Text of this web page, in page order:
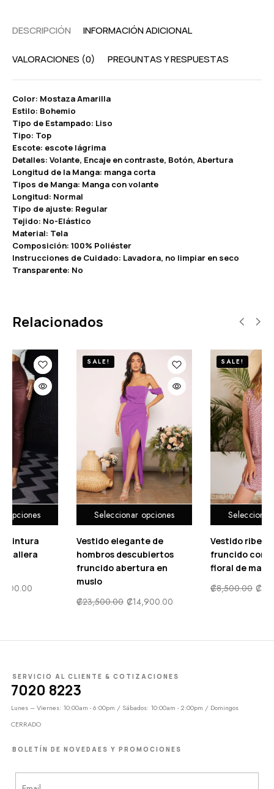
DESCRIPCIÓN INFORMACIÓN ADICIONAL
VALORACIONES (0) PREGUNTAS Y RESPUESTAS
Color: Mostaza Amarilla
Estilo: Bohemio
Tipo de Estampado: Liso
Tipo: Top
Escote: escote lágrima
Detalles: Volante, Encaje en contraste, Botón, Abertura
Longitud de la Manga: manga corta
Tipos de Manga: Manga con volante
Longitud: Normal
Tipo de ajuste: Regular
Tejido: No-Elástico
Material: Tela
Composición: 100% Poliéster
Instrucciones de Cuidado: Lavadora, no limpiar en seco
Transparente: No
Relacionados
Seleccionar opciones
SALE!
Vestido ribete con
fruncido con estampado
floral de margaritas
8,500.00
Seleccionar
SALE!
Vestido Elegante
tirantes delgados
satén Midi
9,900.00 ₡
SERVICIO AL CLIENTE & COTIZACIONES
7020 8223
Lunes – Viernes: 10:00am - 6:00pm / Sábados: 10:00am - 2:00pm / Domingos
CERRADO
BOLETÍN DE NOVEDAES Y PROMOCIONES